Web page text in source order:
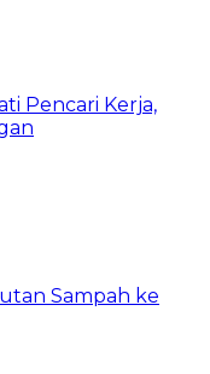
Pencari Kerja,
Sampah ke